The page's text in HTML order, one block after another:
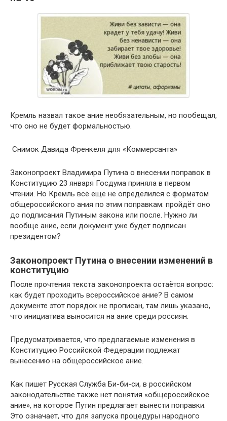
Кремль назвал такое ание необязательным, но пообещал,
что оно не будет формальностью.
Снимок ​Давида Френкеля для «Коммерсанта»
Законопроект Владимира Путина о внесении поправок в
Конституцию 23 января Госдума приняла в первом
чтении. Но Кремль всё еще не определился с форматом
общероссийского ания по этим поправкам: пройдёт оно
до подписания Путиным закона или после. Нужно ли
вообще ание, если документ уже будет подписан
президентом?
Законопроект Путина о внесении изменений в
конституцию
После прочтения текста законопроекта остаётся вопрос:
как будет проходить всероссийское ание? В самом
документе этот порядок не прописан, там лишь указано,
что инициатива выносится на ание среди россиян.
Предусматривается, что предлагаемые изменения в
Конституцию Российской Федерации подлежат
вынесению на общероссийское ание.
Как пишет Русская Служба Би-би-си, в российском
законодательстве также нет понятия «общероссийское
ание», на которое Путин предлагает вынести поправки.
Это означает, что для запуска процедуры народного